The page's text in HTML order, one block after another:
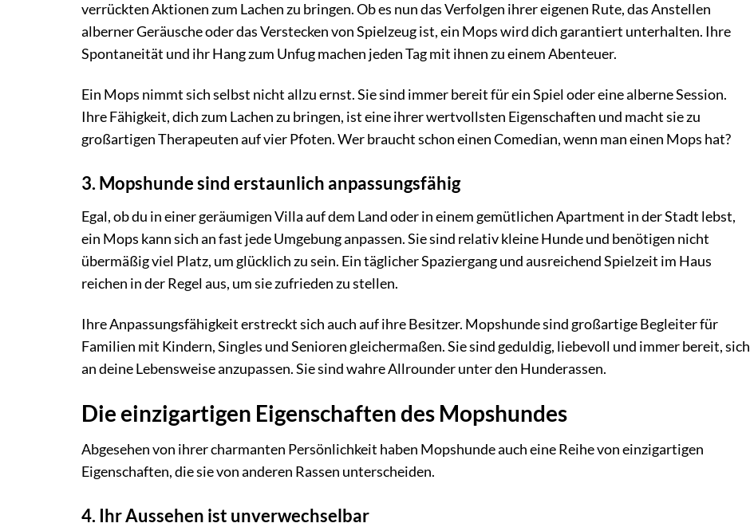
verrückten Aktionen zum Lachen zu bringen. Ob es nun das Verfolgen ihrer eigenen Rute, das Anstellen
alberner Geräusche oder das Verstecken von Spielzeug ist, ein Mops wird dich garantiert unterhalten. Ihre
Spontaneität und ihr Hang zum Unfug machen jeden Tag mit ihnen zu einem Abenteuer.
Ein Mops nimmt sich selbst nicht allzu ernst. Sie sind immer bereit für ein Spiel oder eine alberne Session.
Ihre Fähigkeit, dich zum Lachen zu bringen, ist eine ihrer wertvollsten Eigenschaften und macht sie zu
großartigen Therapeuten auf vier Pfoten. Wer braucht schon einen Comedian, wenn man einen Mops hat?
3. Mopshunde sind erstaunlich anpassungsfähig
Egal, ob du in einer geräumigen Villa auf dem Land oder in einem gemütlichen Apartment in der Stadt lebst,
ein Mops kann sich an fast jede Umgebung anpassen. Sie sind relativ kleine Hunde und benötigen nicht
übermäßig viel Platz, um glücklich zu sein. Ein täglicher Spaziergang und ausreichend Spielzeit im Haus
reichen in der Regel aus, um sie zufrieden zu stellen.
Ihre Anpassungsfähigkeit erstreckt sich auch auf ihre Besitzer. Mopshunde sind großartige Begleiter für
Familien mit Kindern, Singles und Senioren gleichermaßen. Sie sind geduldig, liebevoll und immer bereit, sich
an deine Lebensweise anzupassen. Sie sind wahre Allrounder unter den Hunderassen.
Die einzigartigen Eigenschaften des Mopshundes
Abgesehen von ihrer charmanten Persönlichkeit haben Mopshunde auch eine Reihe von einzigartigen
Eigenschaften, die sie von anderen Rassen unterscheiden.
4. Ihr Aussehen ist unverwechselbar